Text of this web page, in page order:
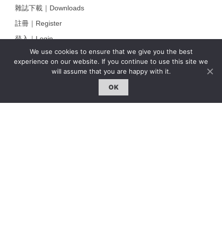
We use cookies to ensure that we give you the best
experience on our website. If you continue to use this site we
will assume that you are happy with it.
OK
雜誌下載｜Downloads
註冊｜Register
登入｜Login